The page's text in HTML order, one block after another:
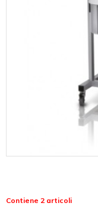
Contiene 2 articoli